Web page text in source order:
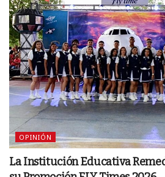
OPINIÓN
La Institución Educativa